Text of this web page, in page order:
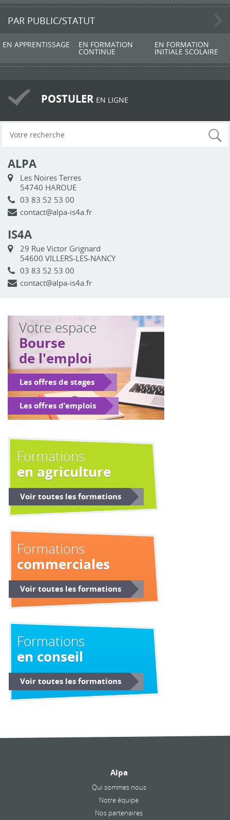
PAR PUBLIC/STATUT
EN APPRENTISSAGE EN FORMATION
CONTINUE
EN FORMATION
INITIALE SCOLAIRE
POSTULER EN LIGNE
ALPA
Les Noires Terres
54740 HAROUE
03 83 52 53 00
contact@alpa-is4a.fr
IS4A
29 Rue Victor Grignard
54600 VILLERS-LES-NANCY
03 83 52 53 00
contact@alpa-is4a.fr
Votre espace
Bourse
de l'emploi
Les offres de stages
Les offres d’emplois
Formations
en agriculture
Voir toutes les formations
Formations
commerciales
Voir toutes les formations
Formations
en conseil
Voir toutes les formations
Alpa
Qui sommes nous
Notre équipe
Nos partenaires